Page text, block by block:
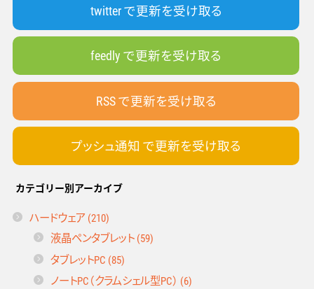
twitter で更新を受け取る
feedly で更新を受け取る
RSS で更新を受け取る
プッシュ通知 で更新を受け取る
カテゴリー別アーカイブ
ハードウェア (210)
液晶ペンタブレット (59)
タブレットPC (85)
ノートPC（クラムシェル型PC） (6)